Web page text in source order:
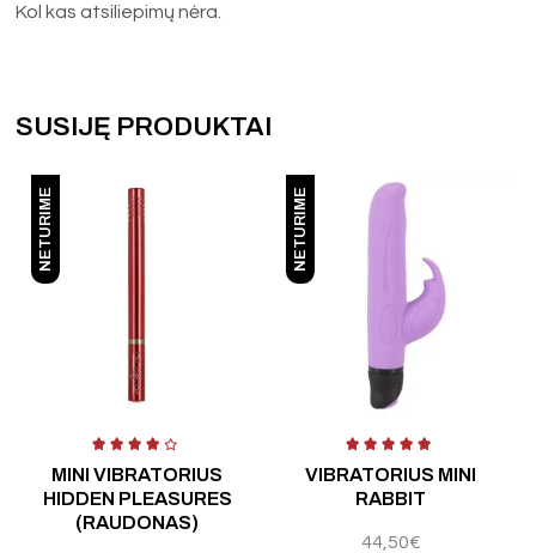
Kol kas atsiliepimų nėra.
SUSIJĘ PRODUKTAI
NETURIME
MINI VIBRATORIUS
HIDDEN PLEASURES
(RAUDONAS)
NETURIME
VIBRATORIUS MINI
RABBIT
44,50€
Įvertinimas:4.00 Įvertinimas:4.00